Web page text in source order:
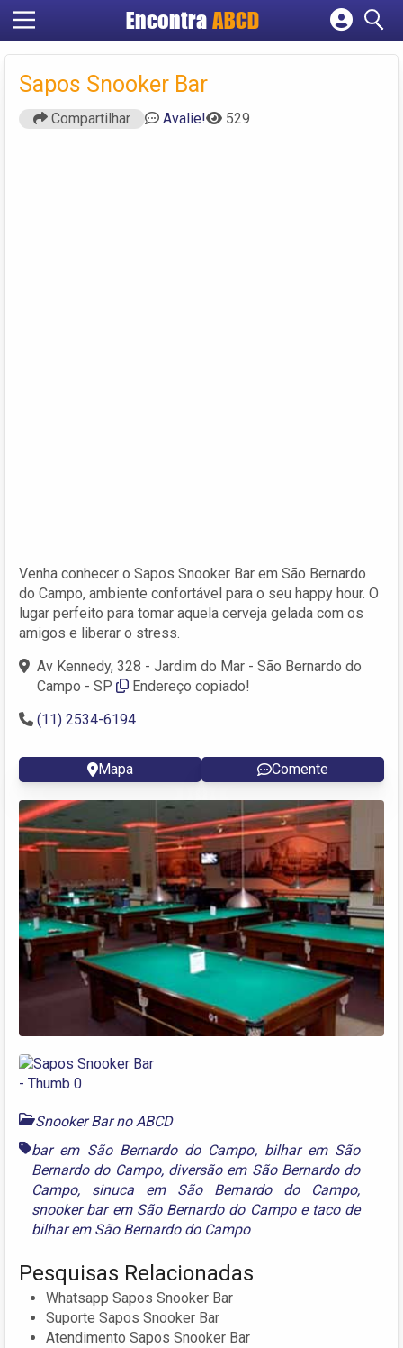
EncontraABCD
Cadastrar empresa
Criar conta
Sapos Snooker Bar
Compartilhar Avalie! 529
Venha conhecer o Sapos Snooker Bar em São Bernardo
do Campo, ambiente confortável para o seu happy hour. O
lugar perfeito para tomar aquela cerveja gelada com os
amigos e liberar o stress.
Av Kennedy, 328 - Jardim do Mar - São Bernardo do
Campo - SP
Endereço copiado!
(11) 2534-6194
Mapa Comente
Snooker Bar no ABCD
bar em São Bernardo do Campo, bilhar em São
Bernardo do Campo, diversão em São Bernardo do
Campo, sinuca em São Bernardo do Campo,
snooker bar em São Bernardo do Campoe taco de
bilhar em São Bernardo do Campo
Pesquisas Relacionadas
Whatsapp Sapos Snooker Bar
Suporte Sapos Snooker Bar
Atendimento Sapos Snooker Bar